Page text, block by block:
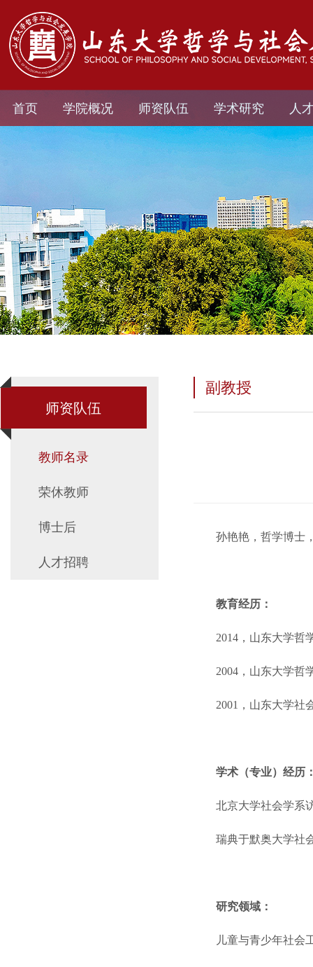
首页 学院概况 师资队伍 学术研究 人
师资队伍
教师名录
荣休教师
博士后
人才招聘
副教授
孙艳艳，哲学博士
教育经历：
2014，山东大学哲
2004，山东大学哲
2001，山东大学社
学术（专业）经历
北京大学社会学系
瑞典于默奥大学社
研究领域：
儿童与青少年社会